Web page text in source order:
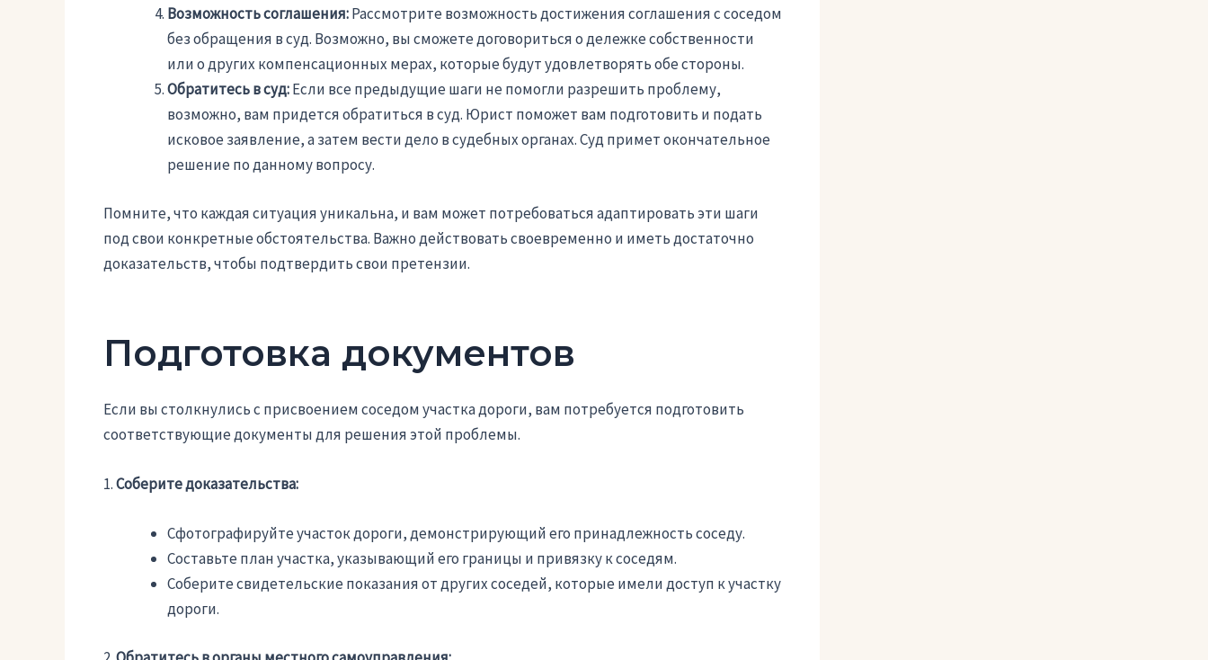
Возможность соглашения:Рассмотрите возможность достижения соглашения с соседом
без обращения в суд. Возможно, вы сможете договориться о дележке собственности
или о других компенсационных мерах, которые будут удовлетворять обе стороны.
Обратитесь в суд:Если все предыдущие шаги не помогли разрешить проблему,
возможно, вам придется обратиться в суд. Юрист поможет вам подготовить и подать
исковое заявление, а затем вести дело в судебных органах. Суд примет окончательное
решение по данному вопросу.
Помните, что каждая ситуация уникальна, и вам может потребоваться адаптировать эти шаги
под свои конкретные обстоятельства. Важно действовать своевременно и иметь достаточно
доказательств, чтобы подтвердить свои претензии.
Подготовка документов
Если вы столкнулись с присвоением соседом участка дороги, вам потребуется подготовить
соответствующие документы для решения этой проблемы.
1.Соберите доказательства:
Сфотографируйте участок дороги, демонстрирующий его принадлежность соседу.
Составьте план участка, указывающий его границы и привязку к соседям.
Соберите свидетельские показания от других соседей, которые имели доступ к участку
дороги.